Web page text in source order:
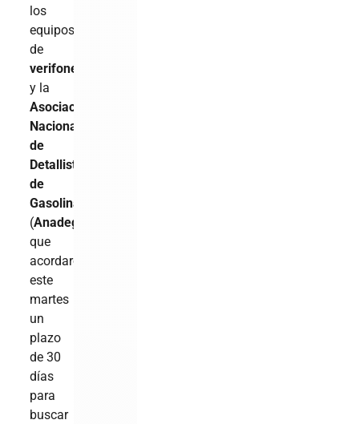
los
equipos
de
verifone
y la
Asociación
Nacional
de
Detallistas
de
Gasolinas
(Anadegas
que
acordaron
este
martes
un
plazo
de 30
días
para
buscar